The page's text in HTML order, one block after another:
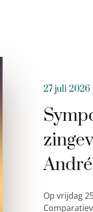
27 juli 2026
Op vrijdag